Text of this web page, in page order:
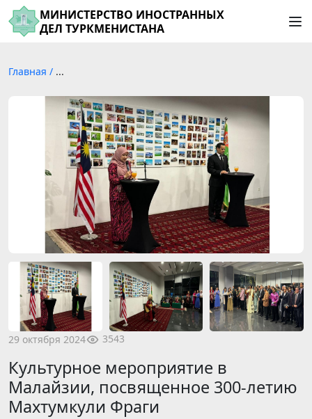
МИНИСТЕРСТВО ИНОСТРАННЫХ
ДЕЛ ТУРКМЕНИСТАНА
Главная / ...
29 октября 2024 3543
Культурное мероприятие в
Малайзии, посвященное 300-летию
Махтумкули Фраги